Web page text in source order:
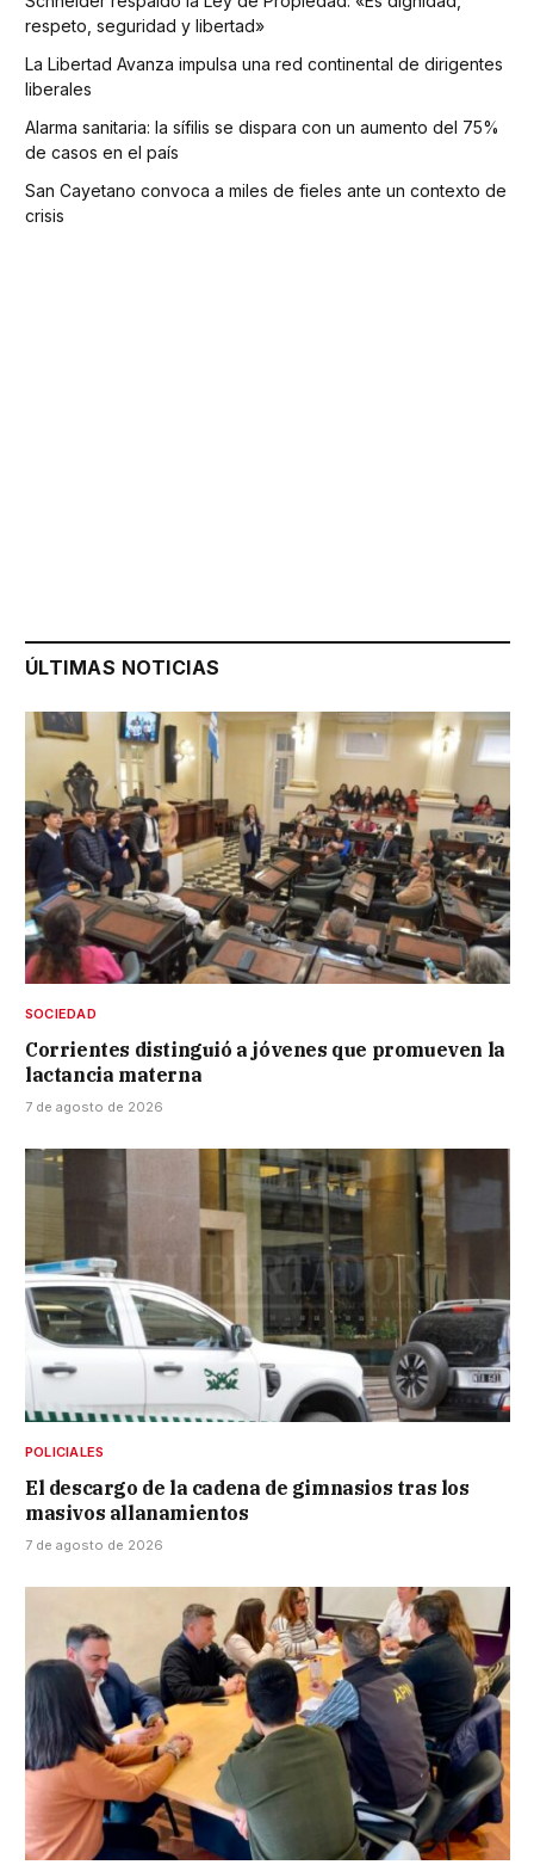
respeto, seguridad y libertad»
La Libertad Avanza impulsa una red continental de dirigentes
liberales
Alarma sanitaria: la sífilis se dispara con un aumento del 75%
de casos en el país
San Cayetano convoca a miles de fieles ante un contexto de
crisis
ÚLTIMAS NOTICIAS
SOCIEDAD
Corrientes distinguió a jóvenes que promueven la
lactancia materna
7 de agosto de 2026
POLICIALES
El descargo de la cadena de gimnasios tras los
masivos allanamientos
7 de agosto de 2026